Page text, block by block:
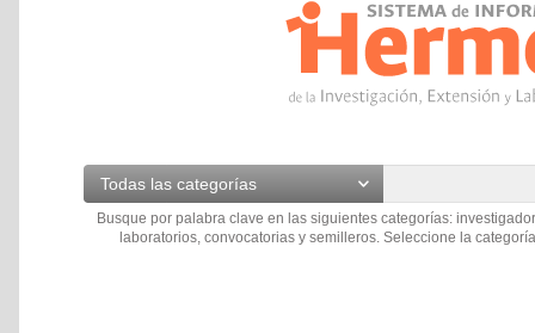
Todas las categorías
Busque por palabra clave en las siguientes categorías:
laboratorios, convocatorias y semilleros. Seleccione la